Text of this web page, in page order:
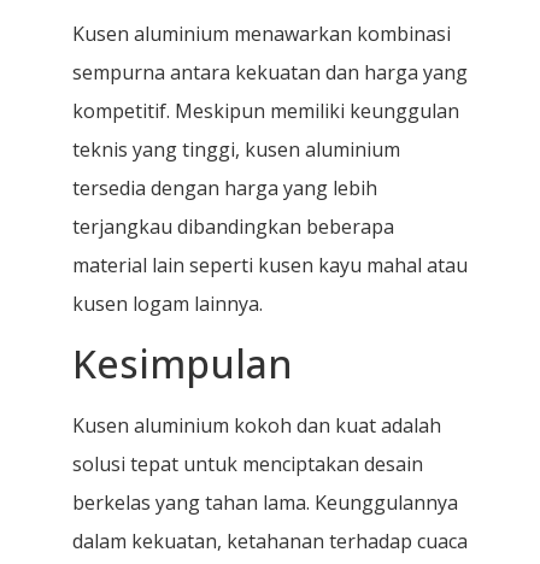
Kusen aluminium menawarkan kombinasi
sempurna antara kekuatan dan harga yang
kompetitif. Meskipun memiliki keunggulan
teknis yang tinggi, kusen aluminium
tersedia dengan harga yang lebih
terjangkau dibandingkan beberapa
material lain seperti kusen kayu mahal atau
kusen logam lainnya.
Kesimpulan
Kusen aluminium kokoh dan kuat adalah
solusi tepat untuk menciptakan desain
berkelas yang tahan lama. Keunggulannya
dalam kekuatan, ketahanan terhadap cuaca